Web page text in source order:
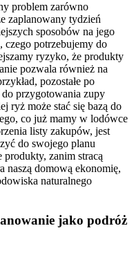
problem zarówno
zaplanowany tydzień
sposobów na jego
potrzebujemy do
ryzyko, że produkty
pozwala również na
pozostałe po
przygotowania zupy
ryż może stać się bazą do
co już mamy w lodówce
listy zakupów, jest
do swojego planu
zanim stracą
naszą domową ekonomię,
naturalnego
jako podróż